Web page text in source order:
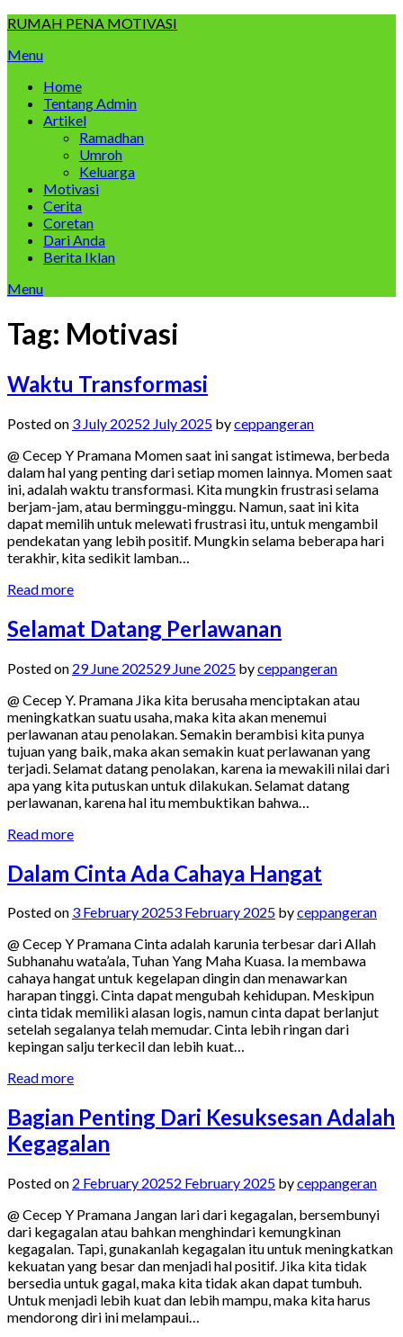
Skip
content
RUMAH PENA MOTIVASI
Menu
Home
Tentang Admin
Artikel
Ramadhan
Umroh
Keluarga
Motivasi
Cerita
Coretan
Dari Anda
Berita Iklan
Menu
Tag: Motivasi
Waktu Transformasi
Posted on 3 July 20252 July 2025 byceppangeran
@ Cecep Y Pramana Momen saat ini sangat istimewa, berbeda
dalam hal yang penting dari setiap momen lainnya. Momen saat
ini, adalah waktu transformasi. Kita mungkin frustrasi selama
berjam-jam, atau berminggu-minggu. Namun, saat ini kita
dapat memilih untuk melewati frustrasi itu, untuk mengambil
pendekatan yang lebih positif. Mungkin selama beberapa hari
terakhir, kita sedikit lamban…
Read more
Selamat Datang Perlawanan
Posted on 29 June 202529 June 2025 byceppangeran
@ Cecep Y. Pramana Jika kita berusaha menciptakan atau
meningkatkan suatu usaha, maka kita akan menemui
perlawanan atau penolakan. Semakin berambisi kita punya
tujuan yang baik, maka akan semakin kuat perlawanan yang
terjadi. Selamat datang penolakan, karena ia mewakili nilai dari
apa yang kita putuskan untuk dilakukan. Selamat datang
perlawanan, karena hal itu membuktikan bahwa…
Read more
Dalam Cinta Ada Cahaya Hangat
Posted on 3 February 20253 February 2025 byceppangeran
@ Cecep Y Pramana Cinta adalah karunia terbesar dari Allah
Subhanahu wata’ala, Tuhan Yang Maha Kuasa. Ia membawa
cahaya hangat untuk kegelapan dingin dan menawarkan
harapan tinggi. Cinta dapat mengubah kehidupan. Meskipun
cinta tidak memiliki alasan logis, namun cinta dapat berlanjut
setelah segalanya telah memudar. Cinta lebih ringan dari
kepingan salju terkecil dan lebih kuat…
Read more
Bagian Penting Dari Kesuksesan Adalah
Kegagalan
Posted on 2 February 20252 February 2025 byceppangeran
@ Cecep Y Pramana Jangan lari dari kegagalan, bersembunyi
dari kegagalan atau bahkan menghindari kemungkinan
kegagalan. Tapi, gunakanlah kegagalan itu untuk meningkatkan
kekuatan yang besar dan menjadi hal positif. Jika kita tidak
bersedia untuk gagal, maka kita tidak akan dapat tumbuh.
Untuk menjadi lebih kuat dan lebih mampu, maka kita harus
mendorong diri ini melampaui…